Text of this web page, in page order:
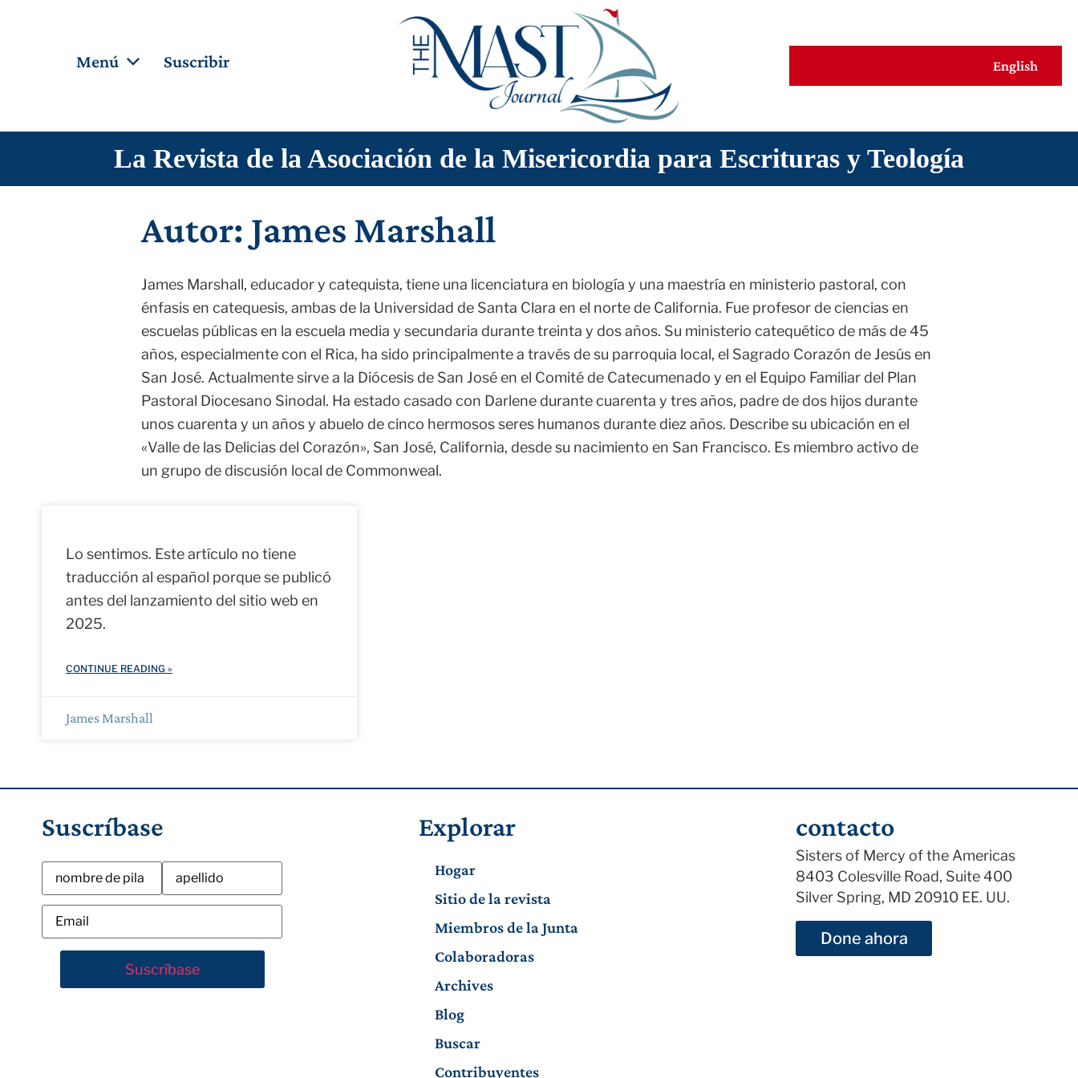
Menú
Sitio de la revista
Miembros de la Junta
Colaboradoras
Archives
Contribuyentes
Categorías Populares
Carisma de la Misericordia Artes creativas Asuntos críticos
Praxis teológica
Santos y personas santas
Suscribir English
La Revista de la Asociación de la Misericordia para Escrituras y Teología
Autor: James Marshall
James Marshall, educador y catequista, tiene una licenciatura en biología y una maestría en ministerio pastoral, con
énfasis en catequesis, ambas de la Universidad de Santa Clara en el norte de California. Fue profesor de ciencias en
escuelas públicas en la escuela media y secundaria durante treinta y dos años. Su ministerio catequético de más de 45
años, especialmente con el Rica, ha sido principalmente a través de su parroquia local, el Sagrado Corazón de Jesús en
San José. Actualmente sirve a la Diócesis de San José en el Comité de Catecumenado y en el Equipo Familiar del Plan
Pastoral Diocesano Sinodal. Ha estado casado con Darlene durante cuarenta y tres años, padre de dos hijos durante
unos cuarenta y un años y abuelo de cinco hermosos seres humanos durante diez años. Describe su ubicación en el
«Valle de las Delicias del Corazón», San José, California, desde su nacimiento en San Francisco. Es miembro activo de
un grupo de discusión local de Commonweal.
Lo sentimos. Este artículo no tiene
traducción al español porque se publicó
antes del lanzamiento del sitio web en
2025.
CONTINUE READING »
James Marshall
Suscríbase Explorar
Hogar
Sitio de la revista
Miembros de la Junta
Colaboradoras
Archives
Blog
Buscar
Contribuyentes
contacto
Sisters of Mercy of the Americas
8403 Colesville Road, Suite 400
Silver Spring, MD 20910 EE. UU.
Done ahora